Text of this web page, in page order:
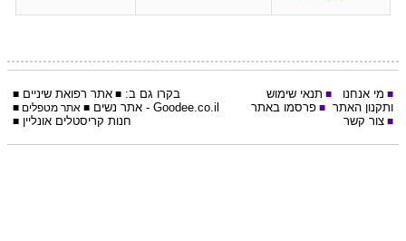
■ מי אנחנו ■ תנאי שימוש
ותקנון האתר ■ פרסמו באתר
■ צור קשר
בקרו גם ב: ■ אתר רפואת שיניים ■
Goodee.co.il - אתר נשים ■ אתר מטפלים ■
חנות קריסטלים אונליין ■